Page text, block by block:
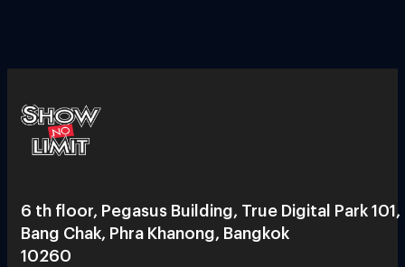
6 th floor, Pegasus Building, True Digital Park 101,
Bang Chak, Phra Khanong, Bangkok
10260